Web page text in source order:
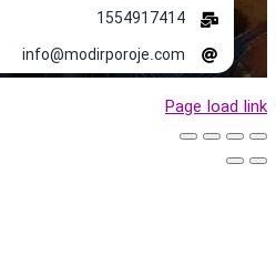
1554917414
info@modirporoje.com
Page load